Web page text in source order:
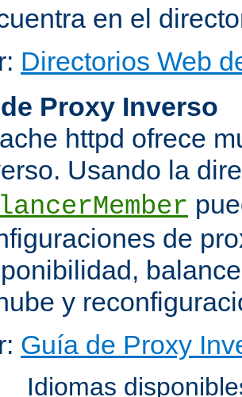
en el
Directorios Web
Proxy Inverso
httpd ofrece
Usando la
de
y
Guía de Proxy
Idiomas